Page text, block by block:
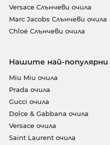
Versace Слънчеви очила
Marc Jacobs Слънчеви очила
Chloé Слънчеви очила
Нашите най-популярни
Miu Miu очила
Prada очила
Gucci очила
Dolce & Gabbana очила
Versace очила
Saint Laurent очила